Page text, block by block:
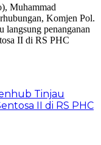
Tinjau
II di RS PHC